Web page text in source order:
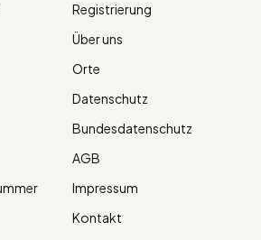
Registrierung
Über uns
Orte
Datenschutz
Bundesdatenschutz
AGB
Impressum
Kontakt